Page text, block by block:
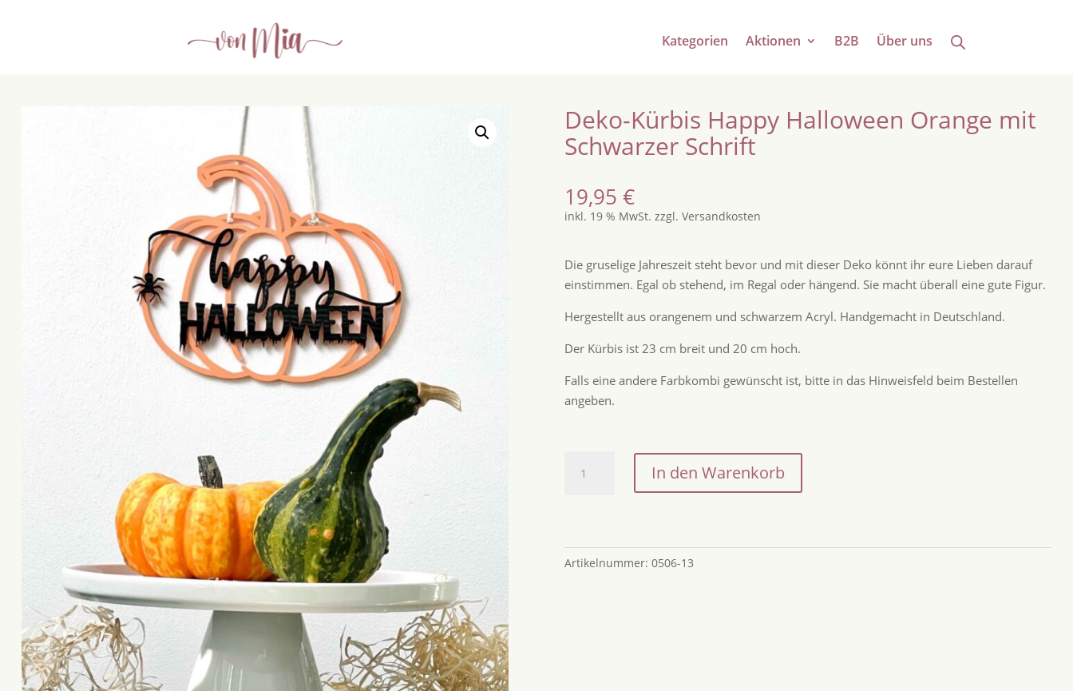
Kategorien Aktionen B2B Über uns
Deko-Kürbis Happy Halloween Orange mit
Schwarzer Schrift
19,95€
inkl. 19 % MwSt. zzgl.Versandkosten
Die gruselige Jahreszeit steht bevor und mit dieser Deko könnt ihr eure Lieben darauf
einstimmen. Egal ob stehend, im Regal oder hängend. Sie macht überall eine gute Figur.
Hergestellt aus orangenem und schwarzem Acryl. Handgemacht in Deutschland.
Der Kürbis ist 23 cm breit und 20 cm hoch.
Falls eine andere Farbkombi gewünscht ist, bitte in das Hinweisfeld beim Bestellen
angeben.
Kürbis
mit
In den Warenkorb
Artikelnummer:0506-13